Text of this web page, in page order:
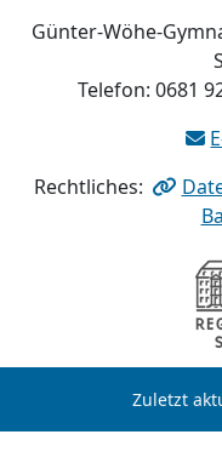
Günter-Wöhe-
Telefon: 0681
Rechtliches:
Zuletzt